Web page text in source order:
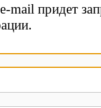
mail придет